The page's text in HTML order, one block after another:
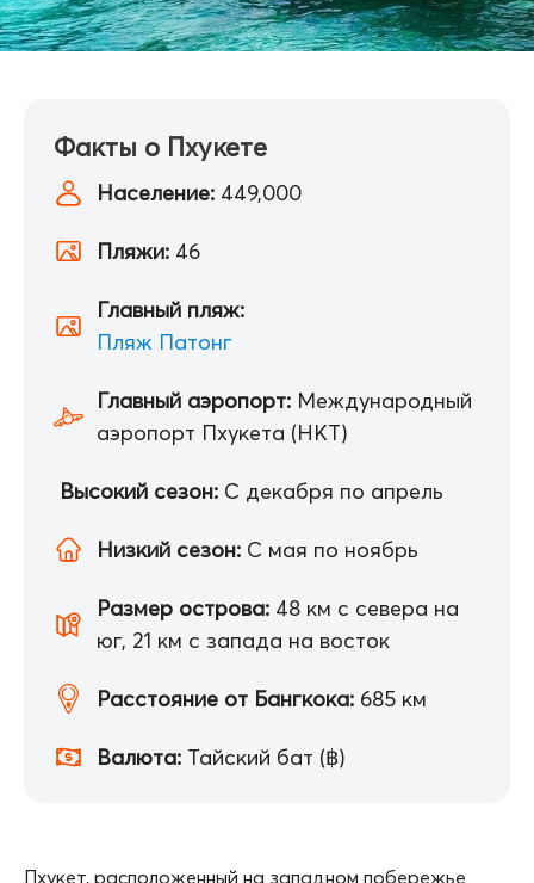
Пхукет, расположенный на западном побережье
Факты о Пхукете
Население: 449,000
Пляжи: 46
Главный пляж:
Пляж Патонг
Главный аэропорт: Международный
аэропорт Пхукета (HKT)
Высокий сезон: С декабря по апрель
Низкий сезон: С мая по ноябрь
Размер острова: 48 км с севера на
юг, 21 км с запада на восток
Расстояние от Бангкока: 685 км
Валюта: Тайский бат (฿)